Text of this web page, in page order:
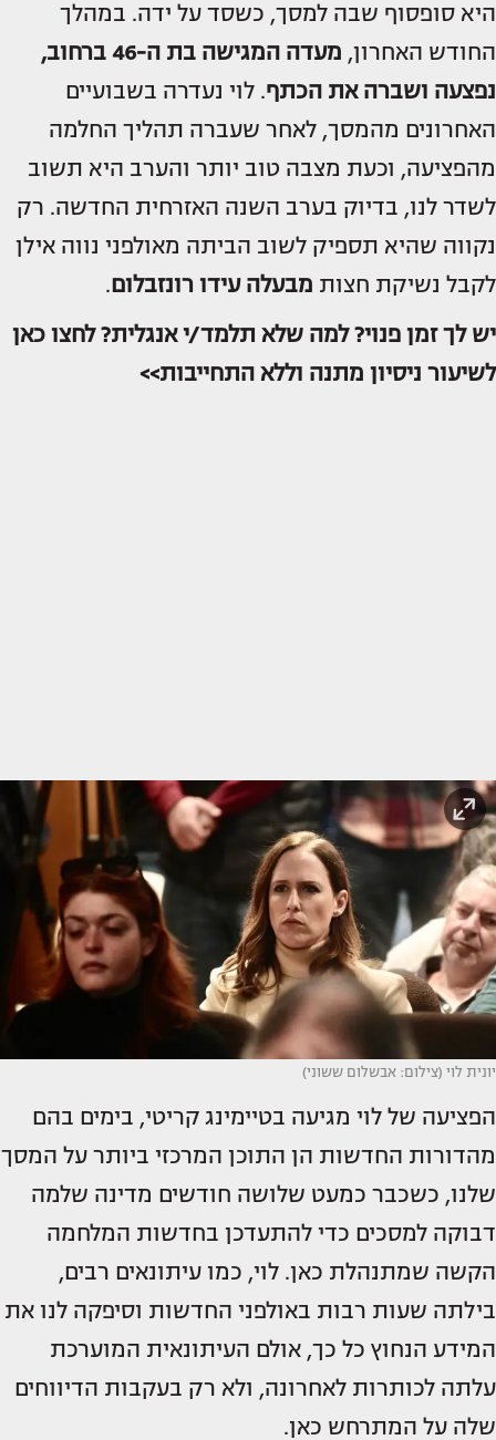
היא סופסוף שבה למסך, כשסד על ידה. במהלך
החודש האחרון,
מעדה המגישה בת ה-46 ברחוב,
נפצעה ושברה את הכתף. לוי נעדרה בשבועיים
האחרונים מהמסך, לאחר שעברה תהליך החלמה
מהפציעה, וכעת מצבה טוב יותר והערב היא תשוב
לשדר לנו, בדיוק בערב השנה האזרחית החדשה. רק
נקווה שהיא תספיק לשוב הביתה מאולפני נווה אילן
לקבל נשיקת חצות מבעלהעידו רונזבלום.
יש לך זמן פנוי? למה שלא תלמד/י אנגלית? לחצו כאן
לשיעור ניסיון מתנה וללא התחייבות>>
יונית לוי (צילום: אבשלום ששוני)
הפציעה של לוי מגיעה בטיימינג קריטי, בימים בהם
מהדורות החדשות הן התוכן המרכזי ביותר על המסך
שלנו, כשכבר כמעט שלושה חודשים מדינה שלמה
דבוקה למסכים כדי להתעדכן בחדשות המלחמה
הקשה שמתנהלת כאן. לוי, כמו עיתונאים רבים,
בילתה שעות רבות באולפני החדשות וסיפקה לנו את
המידע הנחוץ כל כך, אולם העיתונאית המוערכת
עלתה לכותרות לאחרונה, ולא רק בעקבות הדיווחים
שלה על המתרחש כאן.